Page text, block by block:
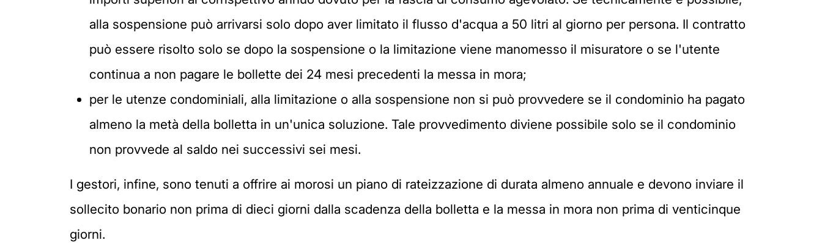
alla sospensione può arrivarsi solo dopo aver limitato il flusso d'acqua a 50 litri al giorno per persona. Il contratto
può essere risolto solo se dopo la sospensione o la limitazione viene manomesso il misuratore o se l'utente
continua a non pagare le bollette dei 24 mesi precedenti la messa in mora;
per le utenze condominiali, alla limitazione o alla sospensione non si può provvedere se il condominio ha pagato
almeno la metà della bolletta in un'unica soluzione. Tale provvedimento diviene possibile solo se il condominio
non provvede al saldo nei successivi sei mesi.
I gestori, infine, sono tenuti a offrire ai morosi un piano di rateizzazione di durata almeno annuale e devono inviare il
sollecito bonario non prima di dieci giorni dalla scadenza della bolletta e la messa in mora non prima di venticinque
giorni.